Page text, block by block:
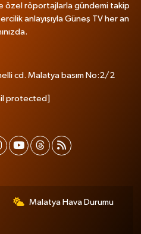
özel röportajlarla gündemi takip
anlayışıyla Güneş TV her an
cd. Malatya basım No:2/2
protected]
Malatya Hava Durumu